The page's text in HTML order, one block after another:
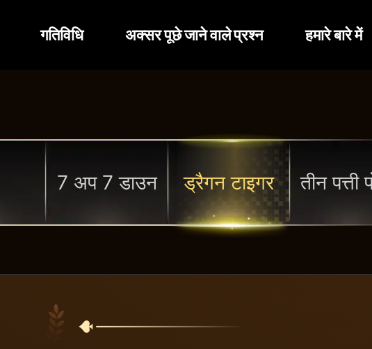
गतिविधि अक्सर पूछे जाने वाले प्रश्न हमारे बारे में
7 अप 7 डाउन ड्रैगन टाइगर तीन पत्ती